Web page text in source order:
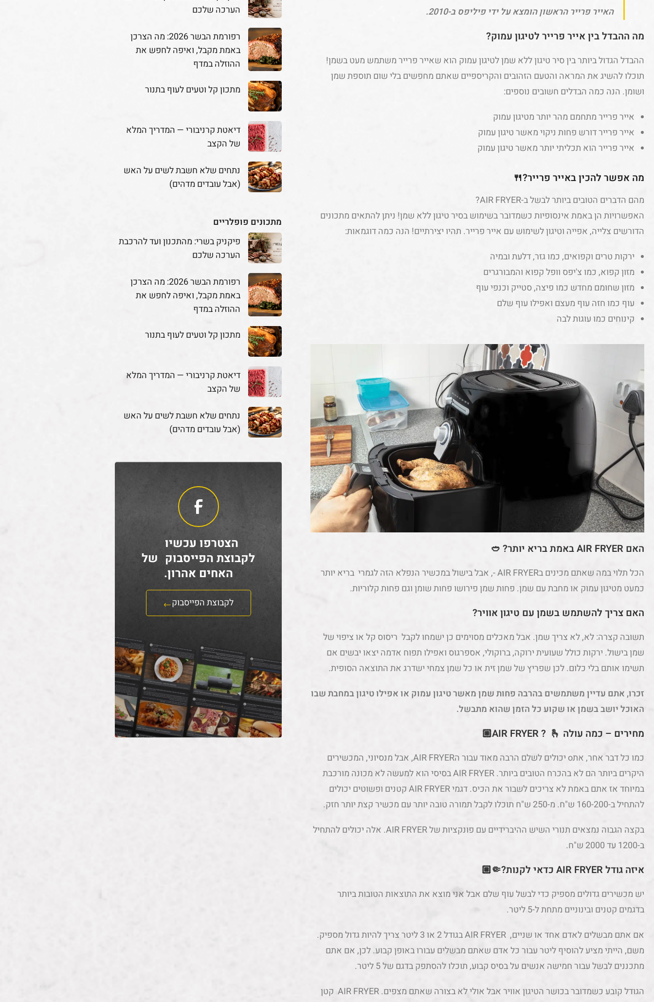
האייר פרייר הראשון הומצא על ידי פיליפס ב-2010.
מה ההבדל בין אייר פרייר לטיגון עמוק?
ההבדל הגדול ביותר בין סיר טיגון ללא שמן לטיגון עמוק הוא שאייר פרייר משתמש מעט בשמן!
תוכלו להשיג את המראה והטעם הזהובים והקריספיים שאתם מחפשים בלי שום תוספת שמן
ושומן. הנה כמה הבדלים חשובים נוספים:
אייר פרייר מתחמם מהר יותר מטיגון עמוק
אייר פרייר דורש פחות ניקוי מאשר טיגון עמוק
אייר פרייר הוא תכליתי יותר מאשר טיגון עמוק
מה אפשר להכין באייר פרייר?🍴
מהם הדברים הטובים ביותר לבשל ב-AIR FRYER?
האפשרויות הן באמת אינסופיות כשמדובר בשימוש בסיר טיגון ללא שמן! ניתן להתאים מתכונים
הדורשים צלייה, אפייה וטיגון לשימוש עם אייר פרייר. תהיו יצירתיים! הנה כמה דוגמאות:
ירקות טרים וקפואים, כמו גזר, דלעת ובמיה
מזון קפוא, כמו צ'יפס וופל קפוא והמבורגרים
מזון שחומם מחדש כמו פיצה, סטייק וכנפי עוף
עוף כמו חזה עוף מעצם ואפילו עוף שלם
קינוחים כמו עוגות לבה
האם AIR FRYER באמת בריא יותר? 🥙
הכל תלוי במה שאתם מכינים בAIR FRYER -, אבל בישול במכשיר הנפלא הזה לגמרי בריא יותר
כמעט מטיגון עמוק או מחבת עם שמן. פחות שמן פירושו פחות שומן וגם פחות קלוריות.
האם צריך להשתמש בשמן עם טיגון אוויר?
תשובה קצרה: לא, לא צריך שמן. אבל מאכלים מסוימים כן ישמחו לקבל ריסוס קל או ציפוי של
שמן בישול. ירקות כולל שעועית ירוקה, ברוקולי, אספרגוס ואפילו תפוח אדמה יצאו יבשים אם
תשימו אותם בלי כלום. לכן שפריץ של שמן זית או כל שמן צמחי ישדרג את התוצאה הסופית.
זכרו, אתם עדיין משתמשים בהרבה פחות שמן מאשר טיגון עמוק או אפילו טיגון במחבת שבו
האוכל יושב בשמן או שקוע כל הזמן שהוא מתבשל.
מחירים – כמה עולה AIR FRYER ? 🫰🏼
כמו כל דבר אחר, אתo יכולים לשלם הרבה מאוד עבור הAIR FRYER, אבל מנסיוני, המכשירים
היקרים ביותר הם לא בהכרח הטובים ביותר. AIR FRYER בסיסי הוא למעשה לא מכונה מורכבת
במיוחד אז אתם באמת לא צריכים לשבור את הכיס. דגמי AIR FRYER קטנים ופשוטים יכולים
להתחיל ב-160-200 ש"ח. מ-250 ש"ח תוכלו לקבל תמורה טובה יותר עם מכשיר קצת יותר חזק.
בקצה הגבוה נמצאים תנורי השיש ההיברידיים עם פונקציות של AIR FRYER. אלה יכולים להתחיל
ב-1200 עד 2000 ש"ח.
איזה גודל AIR FRYER כדאי לקנות?🤏🏼
יש מכשירים גדולים מספיק כדי לבשל עוף שלם אבל אני מוצא את התוצאות הטובות ביותר
בדגמים קטנים ובינוניים מתחת ל-5 ליטר.
אם אתם מבשלים לאדם אחד או שניים, AIR FRYER בגודל 2 או 3 ליטר צריך להיות גדול מספיק.
משם, הייתי מציע להוסיף ליטר עבור כל אדם שאתם מבשלים עבורו באופן קבוע. לכן, אם אתם
מתכננים לבשל עבור חמישה אנשים על בסיס קבוע, תוכלו להסתפק בדגם של 5 ליטר.
הגודל קובע כשמדובר בכושר הטיגון אוויר אבל אולי לא בצורה שאתם מצפים. AIR FRYER קטן
הערכה שלכם
רפורמת הבשר 2026: מה הצרכן
באמת מקבל, ואיפה לחפש את
ההוזלה במדף
מתכון קל וטעים לעוף בתנור
דיאטת קרניבורי — המדריך המלא
של הקצב
נתחים שלא חשבת לשים על האש
(אבל עובדים מדהים)
מתכונים פופלריים
פיקניק בשרי: מהתכנון ועד להרכבת
הערכה שלכם
רפורמת הבשר 2026: מה הצרכן
באמת מקבל, ואיפה לחפש את
ההוזלה במדף
מתכון קל וטעים לעוף בתנור
דיאטת קרניבורי — המדריך המלא
של הקצב
נתחים שלא חשבת לשים על האש
(אבל עובדים מדהים)
הצטרפו עכשיו
לקבוצת הפייסבוק של
האחים אהרון.
לקבוצת הפייסבוק